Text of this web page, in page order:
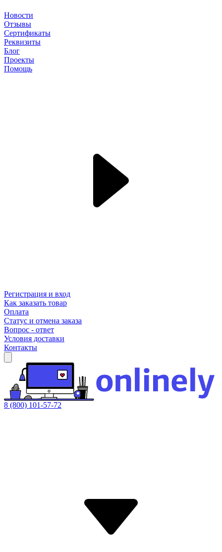
Новости
Отзывы
Сертификаты
Реквизиты
Блог
Проекты
Помощь
Регистрация и вход
Как заказать товар
Оплата
Статус и отмена заказа
Вопрос - ответ
Условия доставки
Контакты
8 (800) 101-57-72